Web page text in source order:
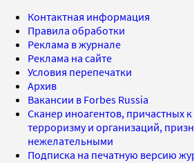
Контактная информация
Правила обработки
Реклама в журнале
Реклама на сайте
Условия перепечатки
Архив
Вакансии в Forbes Russia
Сканер иноагентов, причастных
терроризму и организаций,
нежелательными
Подписка на печатную версию